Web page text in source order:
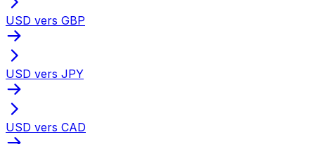
USD vers GBP
USD vers JPY
USD vers CAD